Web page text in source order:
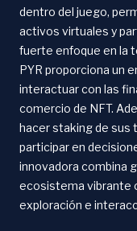
dentro del juego,
activos virtuales y
fuerte enfoque en la
PYR proporciona un
interactuar con las
comercio de NFT.
hacer staking de sus
participar en
innovadora combina
ecosistema vibrante
exploración e